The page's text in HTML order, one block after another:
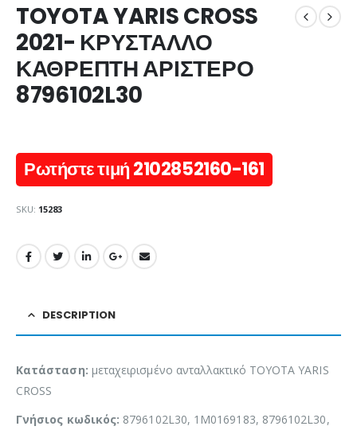
TOYOTA YARIS CROSS
2021- ΚΡΥΣΤΑΛΛΟ
ΚΑΘΡΕΠΤΗ ΑΡΙΣΤΕΡΟ
8796102L30
Ρωτήστε τιμή 2102852160-161
SKU: 15283
DESCRIPTION
Κατάσταση: μεταχειρισμένο ανταλλακτικό TOYOTA YARIS
CROSS
Γνήσιος κωδικός: 8796102L30, 1M0169183, 8796102L30,